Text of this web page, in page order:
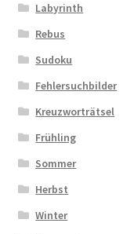
Labyrinth
Rebus
Sudoku
Fehlersuchbilder
Kreuzworträtsel
Frühling
Sommer
Herbst
Winter